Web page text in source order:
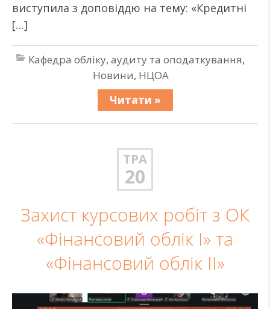
виступила з доповіддю на тему: «Кредитні
[…]
Кафедра обліку, аудиту та оподаткування,
Новини, НЦОА
Читати »
ТРА
20
Захист курсових робіт з ОК
«Фінансовий облік I» та
«Фінансовий облік II»